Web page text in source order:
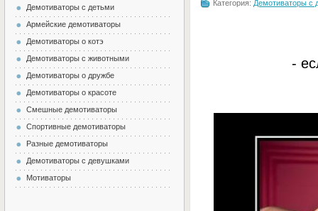
Категория: Демотиваторы с
-
Демотиваторы с детьми
Армейские демотиваторы
Демотиваторы о котэ
Демотиваторы с животными
Демотиваторы о дружбе
Демотиваторы о красоте
Смешные демотиваторы
Спортивные демотиваторы
Разные демотиваторы
Демотиваторы с девушками
Мотиваторы